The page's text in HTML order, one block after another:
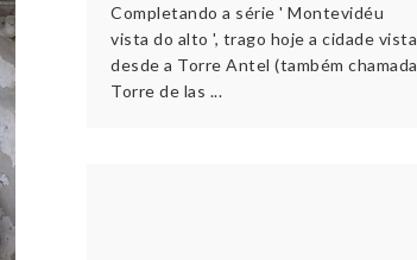
Completando a série ' Montevidéu
vista do alto ', trago hoje a cidade vista
desde a Torre Antel (também chamada
Torre de las ...